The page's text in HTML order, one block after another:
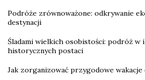
Podróże zrównoważone: odkrywanie
destynacji
Śladami wielkich osobistości: podróż w
historycznych postaci
Jak zorganizować przygodowe wakacje